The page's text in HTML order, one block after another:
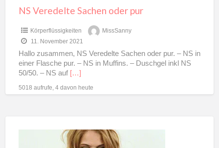
NS Veredelte Sachen oder pur
Körperflüssigkeiten
MissSanny
11. November 2021
Hallo zusammen, NS Veredelte Sachen oder pur. – NS in
einer Flasche pur. – NS in Muffins. – Duschgel inkl NS
50/50. – NS auf […]
5018 aufrufe, 4 davon heute